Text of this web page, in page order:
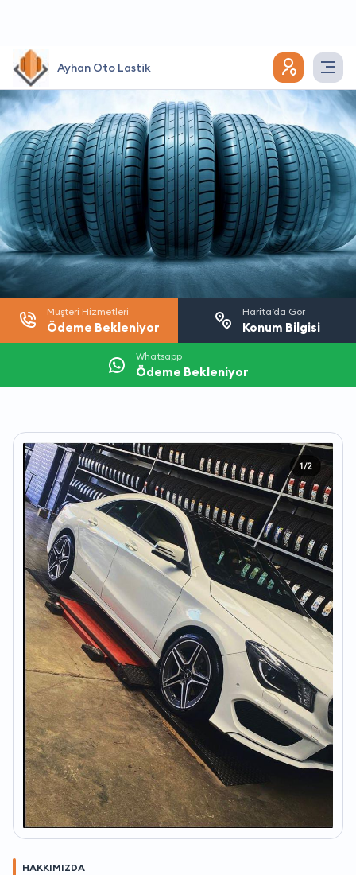
Ayhan Oto Lastik
Müşteri Hizmetleri
Ödeme Bekleniyor
Harita’da Gör
Konum Bilgisi
Whatsapp
Ödeme Bekleniyor
HAKKIMIZDA